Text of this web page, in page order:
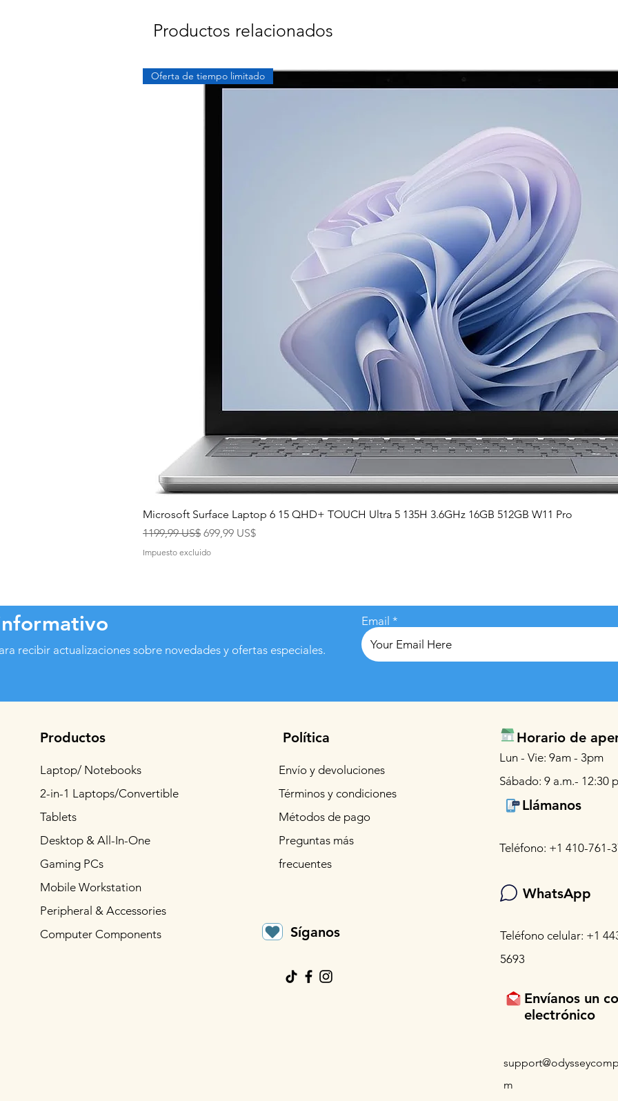
Productos relacionados
Vista rápida
Oferta de tiempo limitado
Microsoft Surface Laptop 6 15 QHD+ TOUCH Ultra 5 135H 3.6GHz 16GB 512GB W11 Pro
Precio
1199,99 US$ Precio de oferta
699,99 US$
Impuesto excluido
recibir actualizaciones sobre novedades y ofertas especiales.
Email
Productos
Laptop/ Notebooks
2-in-1 Laptops/Convertible
Tablets
Desktop & All-In-One
Gaming PCs
Mobile Workstation
Peripheral & Accessories
Computer Components
Política
Envío y devoluciones
Términos y condiciones
Métodos de pago
Preguntas más
frecuentes
Síganos
Horario de
Lun - Vie: 9am - 3pm
Sábado: 9 a.m.- 12:30
Llámanos
Teléfono: +1 410-761-
WhatsApp
Teléfono celular: +1
5693
Envíanos un
electrónico
m